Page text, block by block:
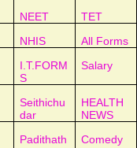
NEET
TET
NHIS
All Forms
I.T.FORM
S
Salary
Seithichu
dar
HEALTH
NEWS
Padithath
Comedy